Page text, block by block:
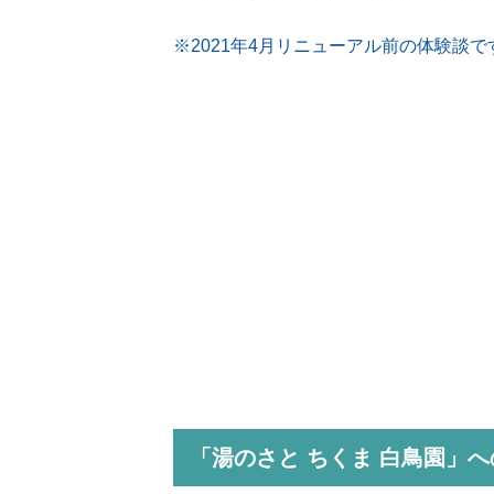
※2021年4月リニューアル前の体験談で
「湯のさと ちくま 白鳥園」